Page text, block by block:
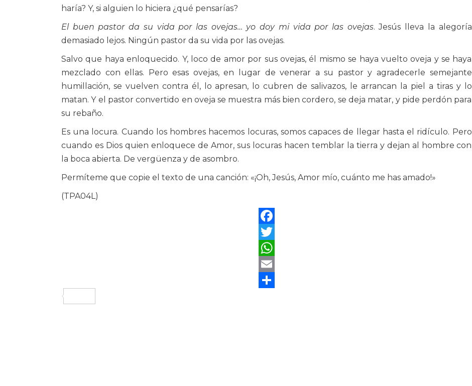
haría? Y, si alguien lo hiciera ¿qué pensarías?
El buen pastor da su vida por las ovejas… yo doy mi vida por las ovejas. Jesús lleva la alegoría
demasiado lejos. Ningún pastor da su vida por las ovejas.
Salvo que haya enloquecido. Y, loco de amor por sus ovejas, él mismo se haya vuelto oveja y se haya
mezclado con ellas. Pero esas ovejas, en lugar de venerar a su pastor y agradecerle semejante
humillación, se vuelven contra él, lo apresan, lo cubren de salivazos, le arrancan la piel a tiras y lo
matan. Y el pastor convertido en oveja se muestra más bien cordero, se deja matar, y pide perdón para
su rebaño.
Es una locura. Cuando los hombres hacemos locuras, somos capaces de llegar hasta el ridículo. Pero
cuando es Dios quien enloquece de Amor, sus locuras hacen temblar la tierra y dejan al hombre con
la boca abierta. De vergüenza y de asombro.
Permíteme que copie el texto de una canción: «¡Oh, Jesús, Amor mío, cuánto me has amado!»
(TPA04L)
Facebook
Twitter
WhatsApp
Email